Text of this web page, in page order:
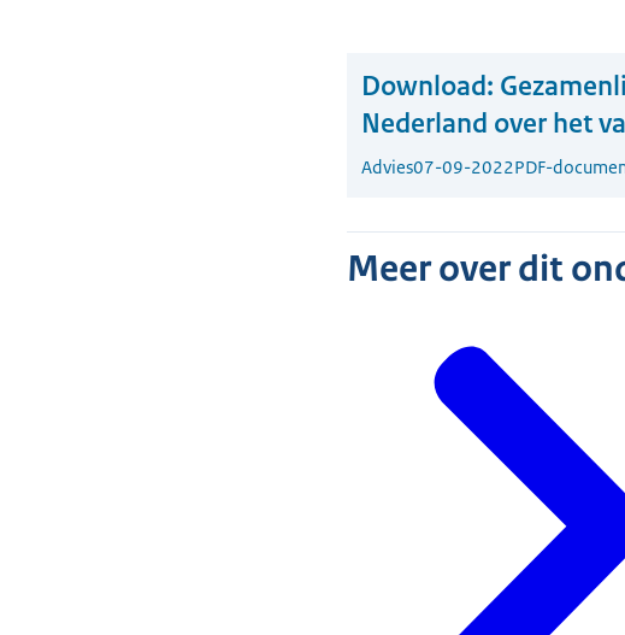
Download:
Nederland over het
Advies07-09-2022PDF-
Meer over dit